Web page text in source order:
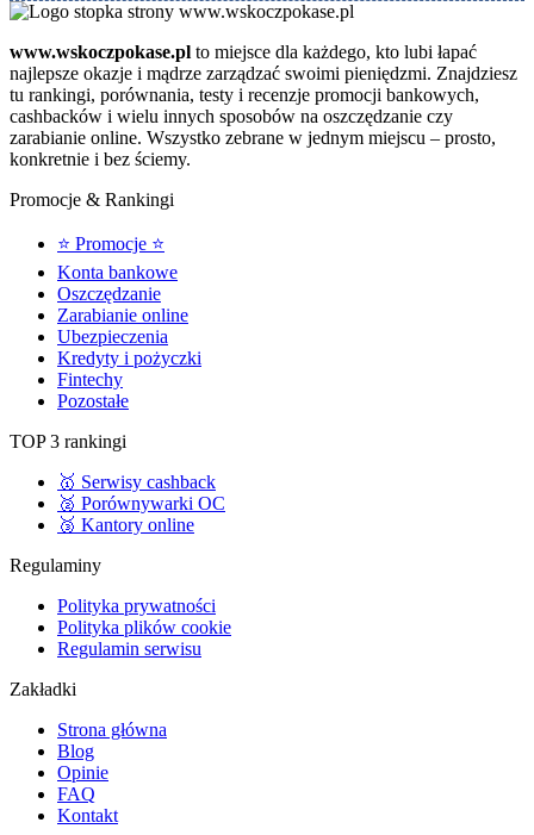
www.wskoczpokase.pl to miejsce dla każdego, kto lubi łapać
najlepsze okazje i mądrze zarządzać swoimi pieniędzmi. Znajdziesz
tu rankingi, porównania, testy i recenzje promocji bankowych,
cashbacków i wielu innych sposobów na oszczędzanie czy
zarabianie online. Wszystko zebrane w jednym miejscu – prosto,
konkretnie i bez ściemy.
Promocje & Rankingi
⭐ Promocje ⭐
Konta bankowe
Oszczędzanie
Zarabianie online
Ubezpieczenia
Kredyty i pożyczki
Fintechy
Pozostałe
TOP 3 rankingi
🥇 Serwisy cashback
🥈 Porównywarki OC
🥉 Kantory online
Regulaminy
Polityka prywatności
Polityka plików cookie
Regulamin serwisu
Zakładki
Strona główna
Blog
Opinie
FAQ
Kontakt